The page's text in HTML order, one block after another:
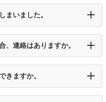
まいました。
、連絡はありますか。
きますか。